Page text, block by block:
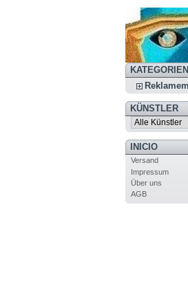
KATEGORIEN
KÜNSTLER
INICIO
Versand
Impressum
Über uns
AGB